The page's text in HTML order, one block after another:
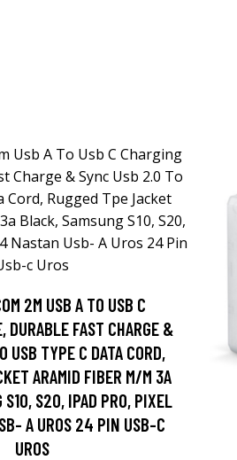
2M USB A TO USB C
DURABLE FAST CHARGE &
USB TYPE C DATA CORD,
ARAMID FIBER M/M 3A
S10, S20, IPAD PRO, PIXEL
A UROS 24 PIN USB-C
UROS